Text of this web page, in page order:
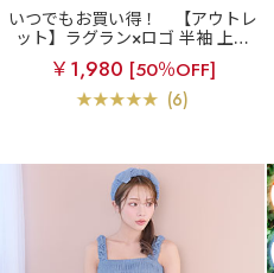
いつでもお買い得！
【アウトレ
ット】ラグラン×ロゴ 半袖 上下
セット
￥1,980 [50％OFF]
(6)